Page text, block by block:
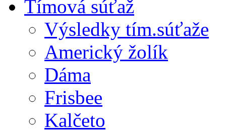
Tímová súťaž
Výsledky tím.súťaže
Americký žolík
Dáma
Frisbee
Kalčeto